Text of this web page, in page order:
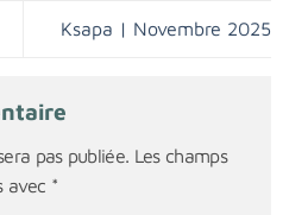
Ksapa | Novembre 2025
pas publiée. Les champs
avec *